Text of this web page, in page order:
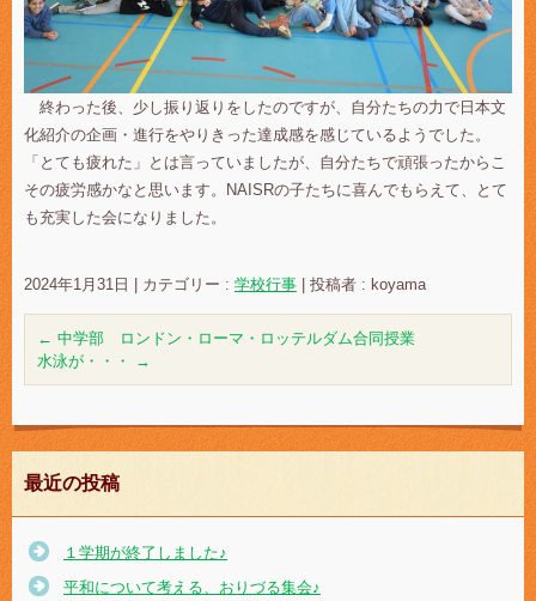
終わった後、少し振り返りをしたのですが、自分たちの力で日本文
化紹介の企画・進行をやりきった達成感を感じているようでした。
「とても疲れた」とは言っていましたが、自分たちで頑張ったからこ
その疲労感かなと思います。NAISRの子たちに喜んでもらえて、とて
も充実した会になりました。
2024年1月31日 カテゴリー : 学校行事 投稿者 : koyama
← 中学部 ロンドン・ローマ・ロッテルダム合同授業
水泳が・・・
→
最近の投稿
１学期が終了しました♪
平和について考える、おりづる集会♪